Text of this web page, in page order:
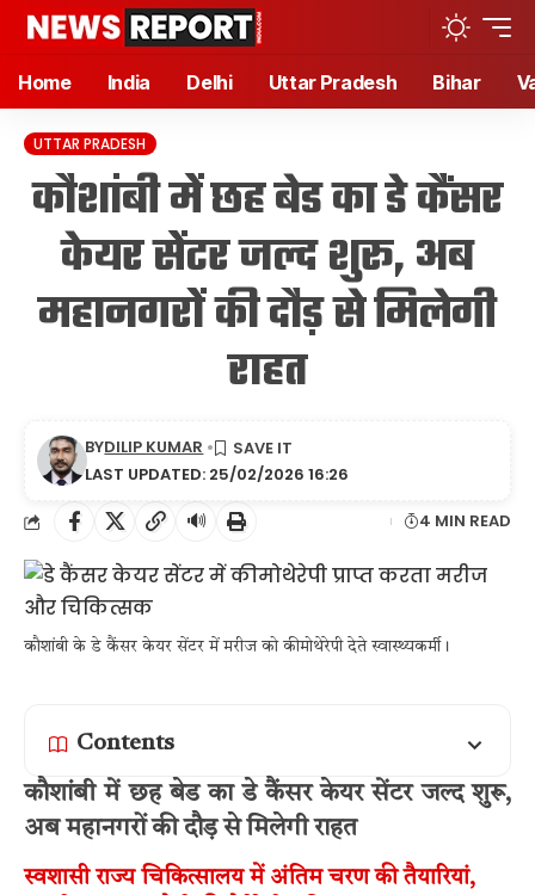
Home India Delhi Uttar Pradesh Bihar
UTTAR PRADESH
कौशांबी में छह बेड का डे कैंसर
केयर सेंटर जल्द शुरू, अब
महानगरों की दौड़ से मिलेगी
राहत
LAST UPDATED: 25/02/2026 16:26
BYDILIP KUMAR
🔊 4 MIN READ
कौशांबी के डे कैंसर केयर सेंटर में मरीज को कीमोथेरेपी देते स्वास्थ्यकर्मी।
Contents
कौशांबी में छह बेड का डे कैंसर केयर सेंटर जल्द शुरू,
अब महानगरों की दौड़ से मिलेगी राहत
स्वशासी राज्य चिकित्सालय में अंतिम चरण की तैयारियां,